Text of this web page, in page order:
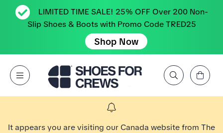
LIMITED TIME SALE! 25% OFF Over 200 Non-
Slip Shoes & Boots with Promo Code TRED25
Shop Now
Open Menu
Aller à la page d’accueil Shoes For Crews
Rechercher par marque, caractéristique, style, couleur, etc.
Affichez le panier
It appears you are visiting our Canada website from The